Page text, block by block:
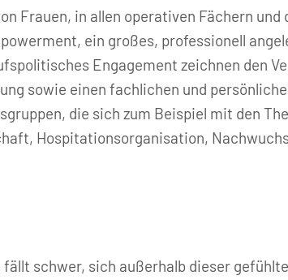
Frauen, in allen operativen Fächern
ein großes, professionell
Engagement zeichnen den
sowie einen fachlichen und
die sich zum Beispiel mit den
Hospitationsorganisation,
schwer, sich außerhalb dieser